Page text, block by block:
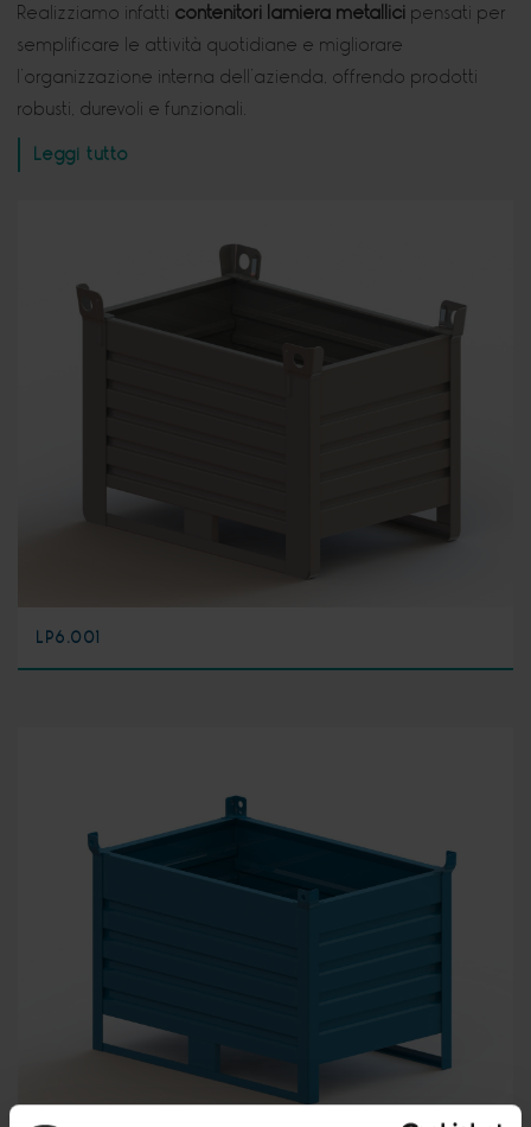
Realizziamo infatti contenitori lamiera metallici pensati per
semplificare le attività quotidiane e migliorare
l’organizzazione interna dell’azienda, offrendo prodotti
robusti, durevoli e funzionali.
Leggi tutto
LP6.001